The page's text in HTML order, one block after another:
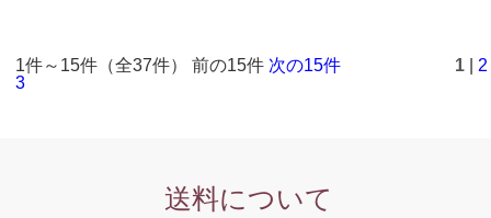
1件～15件（全37件） 前の15件 次の15件 1 2
3
送料について